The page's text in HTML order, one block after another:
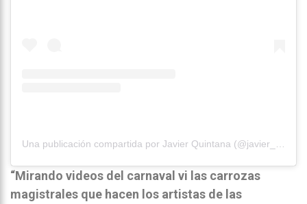
“Mirando videos del carnaval vi las carrozas
magistrales que hacen los artistas de las